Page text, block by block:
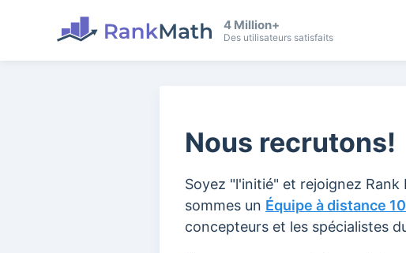
4 Million+
Des utilisateurs satisfaits
Nous recrutons!
Soyez "l'initié" et rejoignez
sommes un Équipe à distance
concepteurs et les spécialistes